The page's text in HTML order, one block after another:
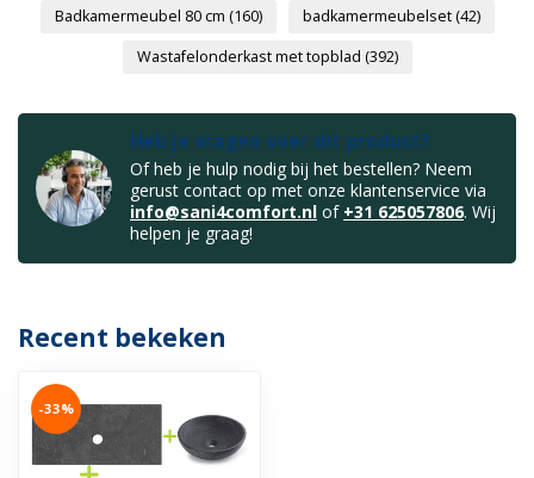
Badkamermeubel 80 cm (160) badkamermeubelset(42)
Wastafelonderkast met topblad (392)
Heb je vragen over dit product?
Of heb je hulp nodig bij het bestellen? Neem
gerust contact op met onze klantenservice via
info@sani4comfort.nl of +31 625057806. Wij
helpen je graag!
Recent bekeken
-33%